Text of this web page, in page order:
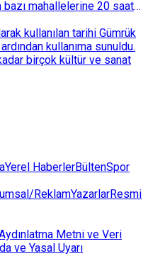
mahallelerine 20 saat
kullanılan tarihi Gümrük
kullanıma sunuldu.
birçok kültür ve sanat
Yerel HaberlerBültenSpor
ReklamYazarlarResmi
Metni ve Veri
ve Yasal Uyarı